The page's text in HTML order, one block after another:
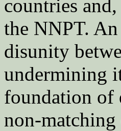
countries
the NNPT.
disunity
undermining
foundation of
non-matching